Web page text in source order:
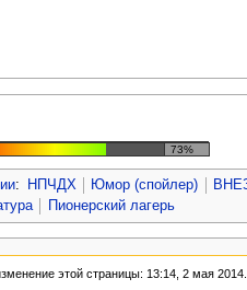
73%
: НПЧДХ Юмор (спойлер)
Пионерский лагерь
этой страницы: 13:14, 2 мая 2014.